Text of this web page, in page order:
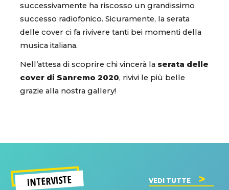
successivamente ha riscosso un grandissimo
successo radiofonico. Sicuramente, la serata
delle cover ci fa rivivere tanti bei momenti della
musica italiana.
Nell’attesa di scoprire chi vincerà la serata delle
cover di Sanremo 2020, rivivi le più belle
grazie alla nostra gallery!
INTERVISTE VEDI TUTTE